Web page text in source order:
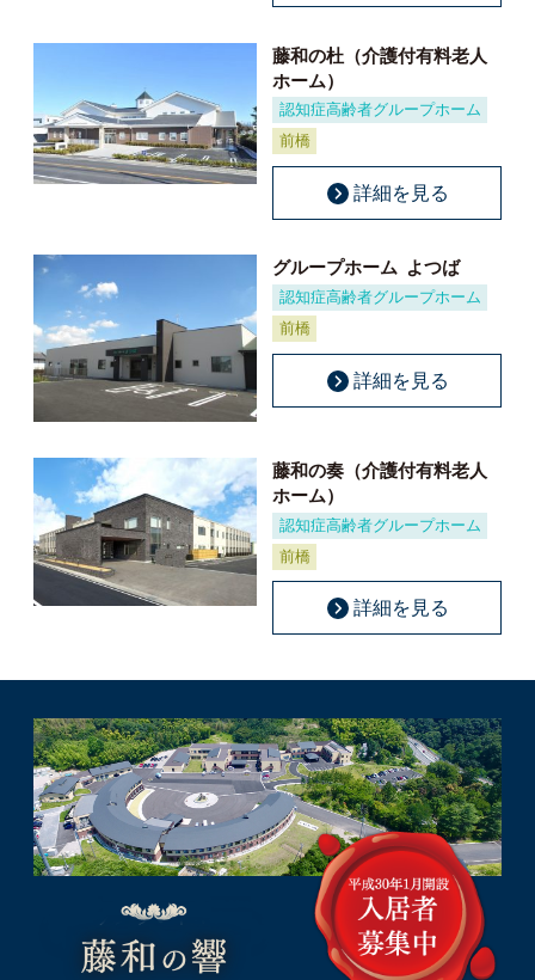
藤和の杜（介護付有料老人
ホーム）
認知症高齢者グループホーム
前橋
詳細を見る
グループホーム よつば
認知症高齢者グループホーム
前橋
詳細を見る
藤和の奏（介護付有料老人
ホーム）
認知症高齢者グループホーム
前橋
詳細を見る